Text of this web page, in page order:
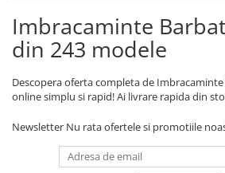
Imbracaminte
din 243 modele
Descopera oferta completa de
online simplu si rapid! Ai livrare rapida din
Newsletter Nu rata ofertele si promotiile